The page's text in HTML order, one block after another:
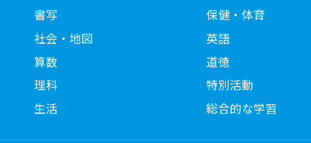
書写
社会・地図
算数
理科
生活
保健・体育
英語
道徳
特別活動
総合的な学習